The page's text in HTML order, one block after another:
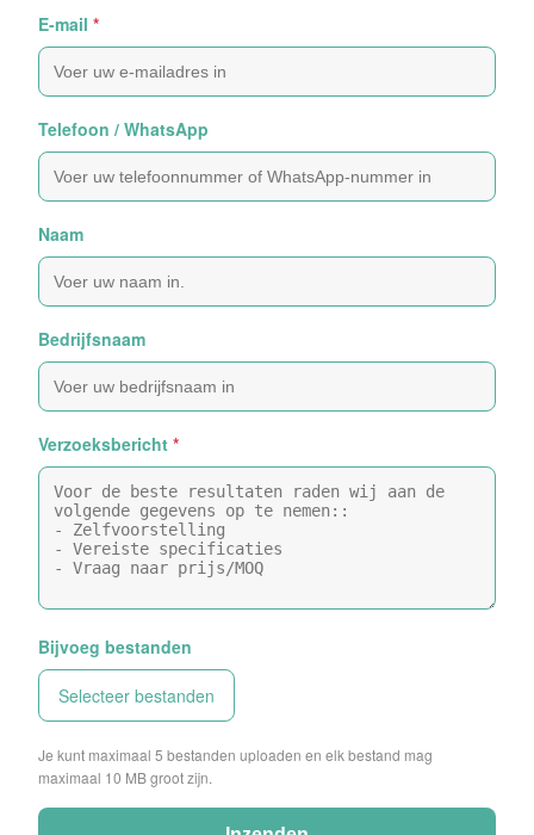
E-mail *
Telefoon / WhatsApp
Naam
Bedrijfsnaam
Verzoeksbericht *
Bijvoeg bestanden
Selecteer bestanden
Je kunt maximaal 5 bestanden uploaden en elk bestand mag
maximaal 10 MB groot zijn.